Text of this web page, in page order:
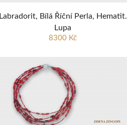
Labradorit, Bílá Říční Perla, Hematit.
Lupa
8300 Kč